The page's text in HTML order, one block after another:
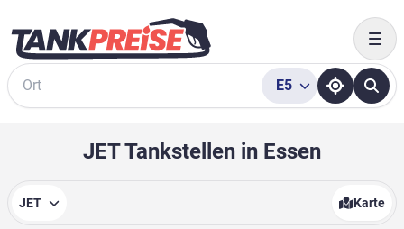
Suche
E5
JET Tankstellen in Essen
JET Karte